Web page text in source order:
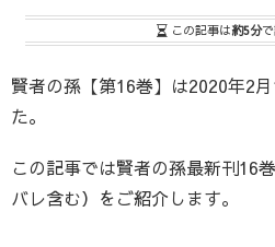
この記事は約5分
賢者の孫【第16巻】は2020年2
た。
この記事では賢者の孫最新刊16
バレ含む）をご紹介します。